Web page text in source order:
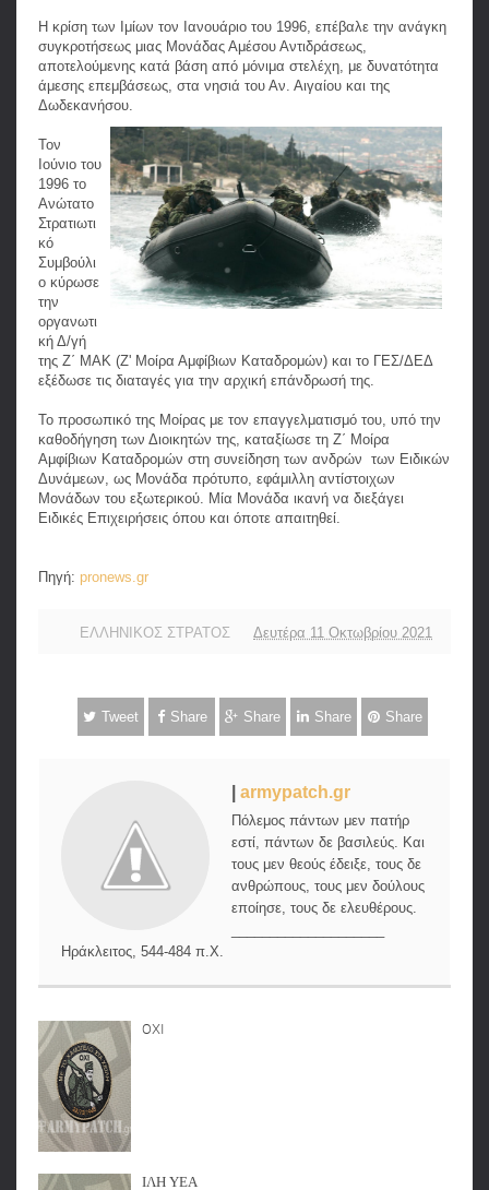
Η κρίση των Ιμίων τον Ιανουάριο του 1996, επέβαλε την ανάγκη
συγκροτήσεως μιας Μονάδας Αμέσου Αντιδράσεως,
αποτελούμενης κατά βάση από μόνιμα στελέχη, με δυνατότητα
άμεσης επεμβάσεως, στα νησιά του Αν. Αιγαίου και της
Δωδεκανήσου.
Τον
Ιούνιο του
1996 το
Ανώτατο
Στρατιωτι
κό
Συμβούλι
ο κύρωσε
την
οργανωτι
κή Δ/γή
της Ζ΄ ΜΑΚ (Ζ' Μοίρα Αμφίβιων Καταδρομών) και το ΓΕΣ/ΔΕΔ
εξέδωσε τις διαταγές για την αρχική επάνδρωσή της.
Το προσωπικό της Μοίρας με τον επαγγελματισμό του, υπό την
καθοδήγηση των Διοικητών της, καταξίωσε τη Ζ΄ Μοίρα
Αμφίβιων Καταδρομών στη συνείδηση των ανδρών των Ειδικών
Δυνάμεων, ως Μονάδα πρότυπο, εφάμιλλη αντίστοιχων
Μονάδων του εξωτερικού. Μία Μονάδα ικανή να διεξάγει
Ειδικές Επιχειρήσεις όπου και όποτε απαιτηθεί.
Πηγή: pronews.gr
ΕΛΛΗΝΙΚΟΣ ΣΤΡΑΤΟΣ Δευτέρα 11 Οκτωβρίου 2021
Tweet Share Share Share Share
armypatch.gr
Πόλεμος πάντων μεν πατήρ
εστί, πάντων δε βασιλεύς. Και
τους μεν θεούς έδειξε, τους δε
ανθρώπους, τους μεν δούλους
εποίησε, τους δε ελευθέρους.
Ηράκλειτος, 544-484 π.Χ.
OXI
ΙΛΗ ΥΕΑ